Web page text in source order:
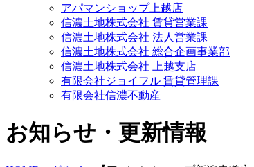
アパマンショップ上越店
信濃土地株式会社 賃貸営業課
信濃土地株式会社 法人営業課
信濃土地株式会社 総合企画事業部
信濃土地株式会社 上越支店
有限会社ジョイフル 賃貸管理課
有限会社信濃不動産
お知らせ・更新情報